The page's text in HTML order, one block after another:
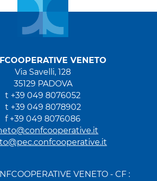
VENETO
Via Savelli, 128
35129 PADOVA
t +39 049 8076052
t +39 049 8078902
f +39 049 8076086
VENETO - CF :